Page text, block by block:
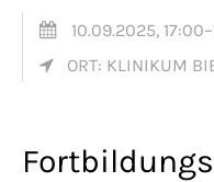
Register |Lost your
10.09.2025,
ORT: KLINIKUM